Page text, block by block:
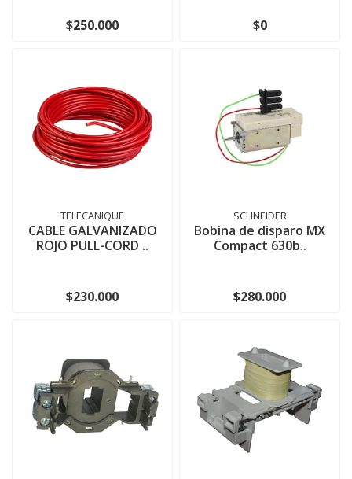
$250.000 $0
TELECANIQUE
CABLE GALVANIZADO
ROJO PULL-CORD ..
$230.000
SCHNEIDER
Bobina de disparo MX
Compact 630b..
$280.000